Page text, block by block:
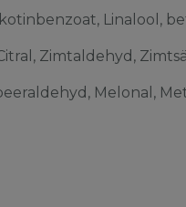
Linalool,
Zimtaldehyd,
Melonal,